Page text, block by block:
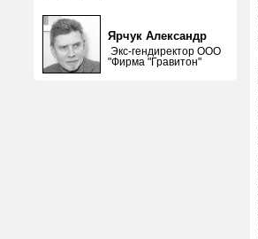
Ярчук Александр
Экс-гендиректор ООО
"Фирма "Гравитон"